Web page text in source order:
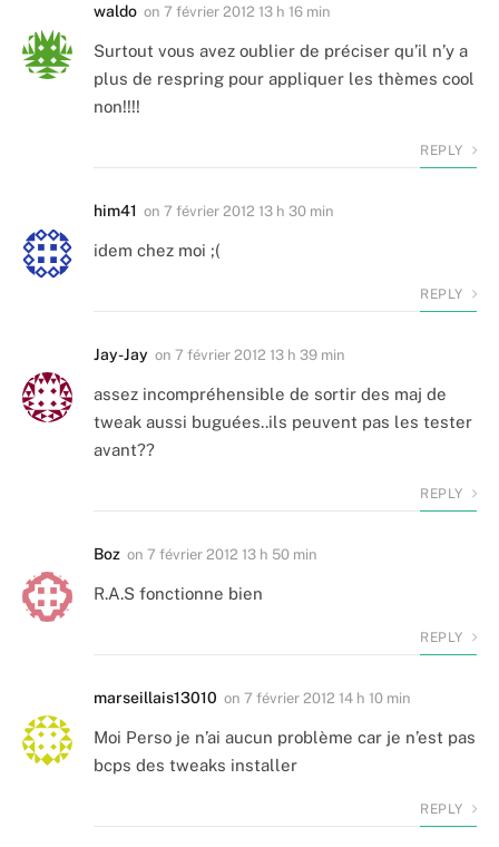
waldo on 7 février 2012 13 h 16 min
Surtout vous avez oublier de préciser qu’il n’y a
plus de respring pour appliquer les thèmes cool
non!!!!
REPLY
him41 on 7 février 2012 13 h 30 min
idem chez moi ;(
REPLY
Jay-Jay on 7 février 2012 13 h 39 min
assez incompréhensible de sortir des maj de
tweak aussi buguées..ils peuvent pas les tester
avant??
REPLY
Boz on 7 février 2012 13 h 50 min
R.A.S fonctionne bien
REPLY
marseillais13010 on 7 février 2012 14 h 10 min
Moi Perso je n’ai aucun problème car je n’est pas
bcps des tweaks installer
REPLY